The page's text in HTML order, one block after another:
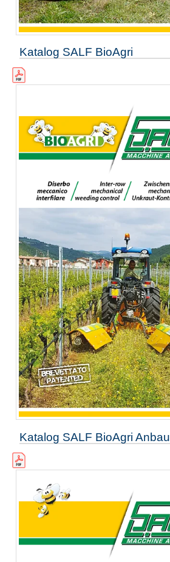
Katalog SALF BioAgri
Katalog SALF BioAgri Anbau